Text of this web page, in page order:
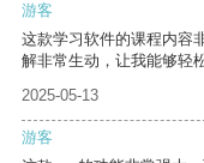
游客
这款学习软件的课程内容
解非常生动，让我能够轻
2025-05-13
游客